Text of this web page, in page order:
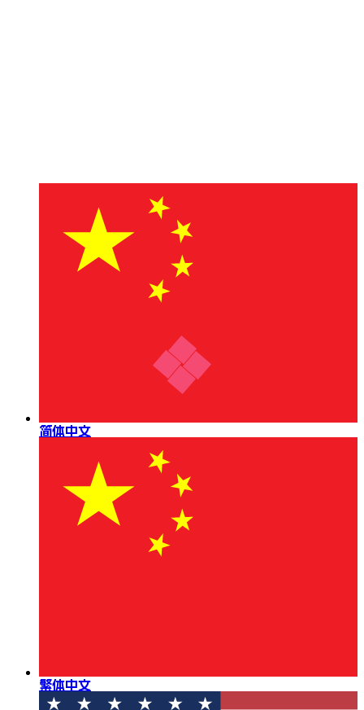
简体中文
繁体中文